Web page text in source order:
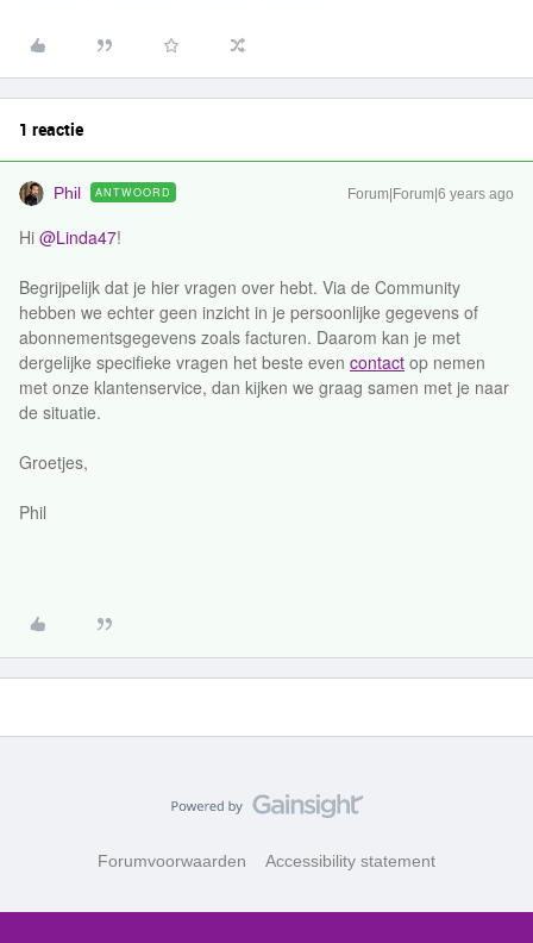
1 reactie
Phil ANTWOORD Forum|Forum|6 years ago
Hi @Linda47!
Begrijpelijk dat je hier vragen over hebt. Via de Community
hebben we echter geen inzicht in je persoonlijke gegevens of
abonnementsgegevens zoals facturen. Daarom kan je met
dergelijke specifieke vragen het beste even contact op nemen
met onze klantenservice, dan kijken we graag samen met je naar
de situatie.
Groetjes,
Phil
Forumvoorwaarden Accessibility statement